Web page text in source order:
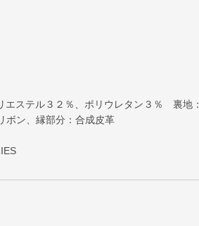
エステル３２％、ポリウレタン３％ 裏地：
ン、縁部分：合成皮革